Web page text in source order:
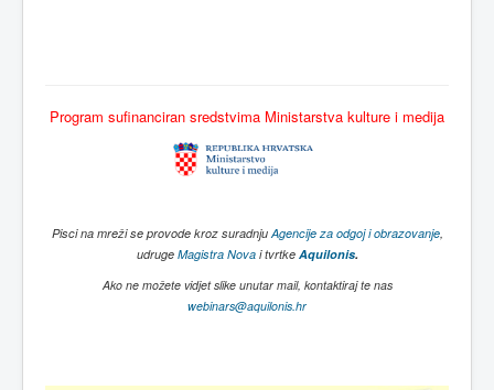
Program sufinanciran sredstvima Ministarstva kulture i medija
Pisci na mreži se provode kroz suradnju Agencije za odgoj i obrazovanje,
udruge Magistra Novai tvrtke Aquilonis.
Ako ne možete vidjet slike unutar mail, kontaktiraj te nas
webinars@aquilonis.hr